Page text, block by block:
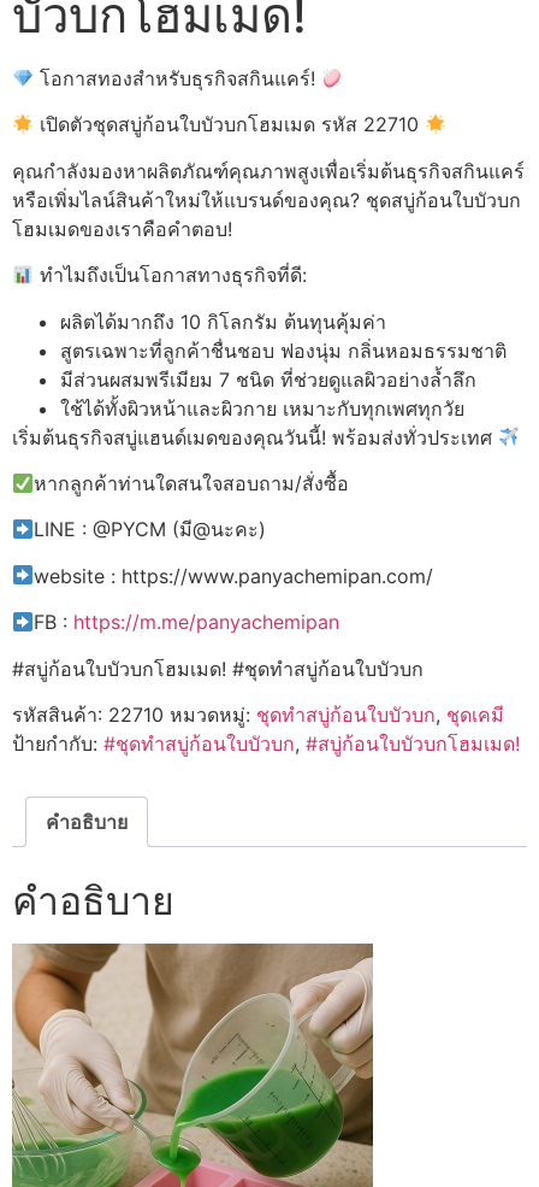
บัวบกโฮมเมด!
โอกาสทองสำหรับธุรกิจสกินแคร์!
เปิดตัวชุดสบู่ก้อนใบบัวบกโฮมเมด รหัส 22710
คุณกำลังมองหาผลิตภัณฑ์คุณภาพสูงเพื่อเริ่มต้นธุรกิจสกินแคร์
หรือเพิ่มไลน์สินค้าใหม่ให้แบรนด์ของคุณ? ชุดสบู่ก้อนใบบัวบก
โฮมเมดของเราคือคำตอบ!
ทำไมถึงเป็นโอกาสทางธุรกิจที่ดี:
ผลิตได้มากถึง 10 กิโลกรัม ต้นทุนคุ้มค่า
สูตรเฉพาะที่ลูกค้าชื่นชอบ ฟองนุ่ม กลิ่นหอมธรรมชาติ
มีส่วนผสมพรีเมียม 7 ชนิด ที่ช่วยดูแลผิวอย่างล้ำลึก
ใช้ได้ทั้งผิวหน้าและผิวกาย เหมาะกับทุกเพศทุกวัย
เริ่มต้นธุรกิจสบู่แฮนด์เมดของคุณวันนี้! พร้อมส่งทั่วประเทศ
หากลูกค้าท่านใดสนใจสอบถาม/สั่งซื้อ
LINE : @PYCM (มี@นะคะ)
website : https://www.panyachemipan.com/
FB : https://m.me/panyachemipan
#สบู่ก้อนใบบัวบกโฮมเมด! #ชุดทำสบู่ก้อนใบบัวบก
รหัสสินค้า: 22710 หมวดหมู่: ชุดทำสบู่ก้อนใบบัวบก, ชุดเคมี
ป้ายกำกับ: #ชุดทำสบู่ก้อนใบบัวบก, #สบู่ก้อนใบบัวบกโฮมเมด!
คำอธิบาย
คำอธิบาย